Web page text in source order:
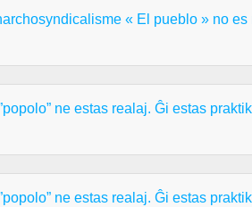
« El pueblo » no
ne estas realaj. Ĝi estas
ne estas realaj. Ĝi estas